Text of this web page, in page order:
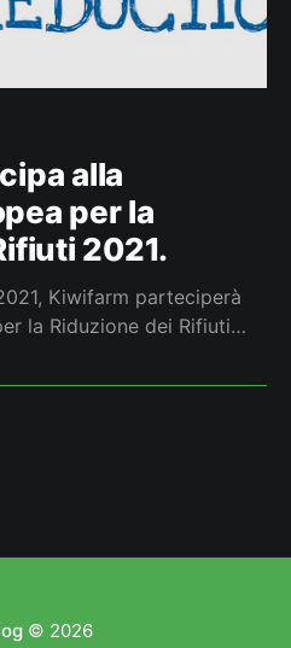
alla
per la
2021.
Kiwifarm parteciperà
la Riduzione dei Rifiuti
settore della Sostenibilità.
© 2026